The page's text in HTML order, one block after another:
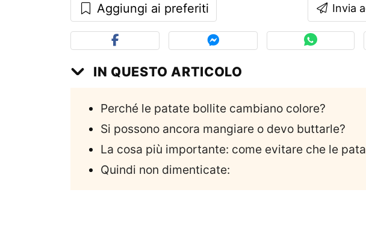
Aggiungi ai preferiti Invia
IN QUESTO ARTICOLO
Perché le patate bollite cambiano colore?
Si possono ancora mangiare o devo buttarle?
La cosa più importante: come evitare che le
Quindi non dimenticate: